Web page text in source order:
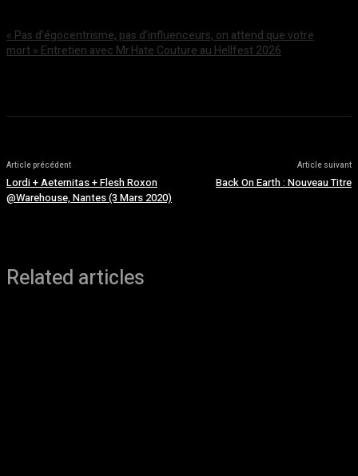
« Pas d’égocentrisme, pas d’influenceurs, on attend que votre
mort » Entretien avec Mr.Hate Couture au Hellfest 2026
Article précédent
Lordi + Aeternitas + Flesh Roxon
@Warehouse, Nantes (3 Mars 2020)
Article suivant
Back On Earth : Nouveau Titre
Related articles